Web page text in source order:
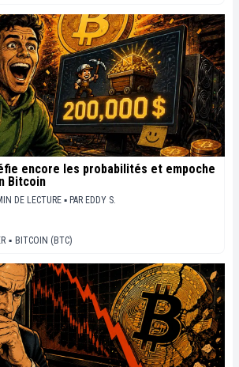
encore les probabilités et empoche
Bitcoin
DE LECTURE ▪ PAR EDDY S.
▪ BITCOIN (BTC)